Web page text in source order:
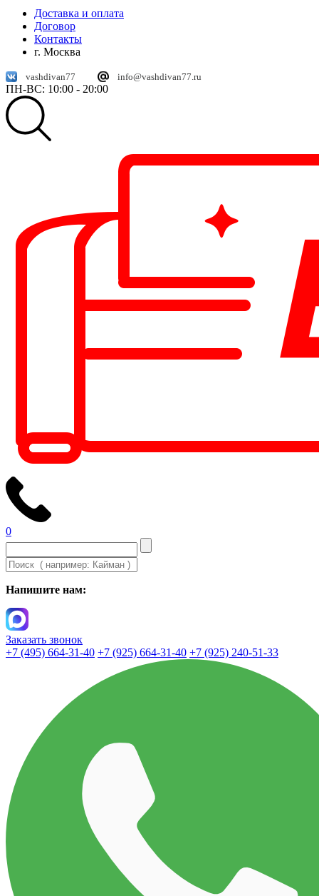
Доставка и оплата
Договор
Контакты
г. Москва
vashdivan77 info@vashdivan77.ru
ПН-ВС: 10:00 - 20:00
0
Напишите нам:
Заказать звонок
+7 (495) 664-31-40 +7 (925) 664-31-40 +7 (925) 240-51-33